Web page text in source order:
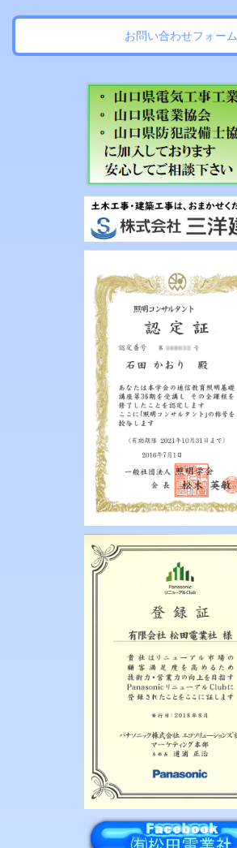
お問い合わせフォーム